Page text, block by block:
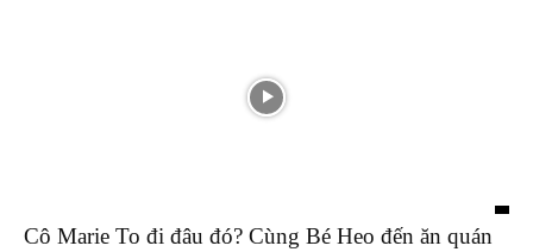
Cô Marie To đi đâu đó? Cùng Bé Heo đến ăn quán